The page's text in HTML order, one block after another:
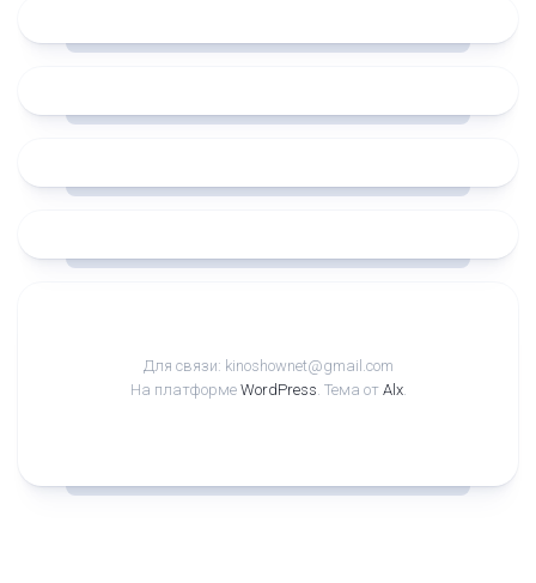
Для связи: kinoshownet@gmail.com
На платформе WordPress. Тема от Alx.